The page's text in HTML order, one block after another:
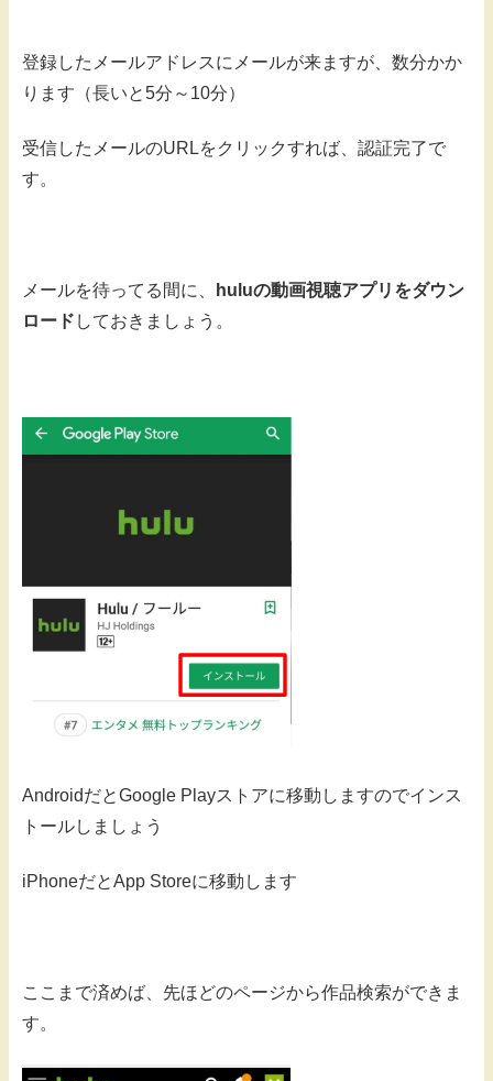
登録したメールアドレスにメールが来ますが、数分かか
ります（長いと5分～10分）
受信したメールのURLをクリックすれば、認証完了で
す。
メールを待ってる間に、
huluの動画視聴アプリをダウン
ロード しておきましょう。
AndroidだとGoogle Playストアに移動しますのでインス
トールしましょう
iPhoneだとApp Storeに移動します
ここまで済めば、先ほどのページから作品検索ができま
す。